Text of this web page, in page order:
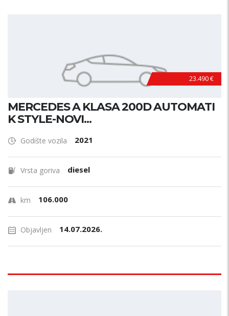
23.490 €
MERCEDES A KLASA 200D AUTOMATI
K STYLE-NOVI...
Godište vozila 2021
Vrsta goriva diesel
km 106.000
Objavljen 14.07.2026.